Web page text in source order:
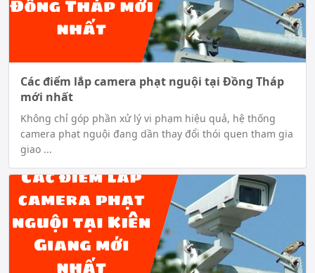
Các điểm lắp camera phạt nguội tại Đồng Tháp
mới nhất
Không chỉ góp phần xử lý vi phạm hiệu quả, hệ thống
camera phạt nguội đang dần thay đổi thói quen tham gia
giao ...